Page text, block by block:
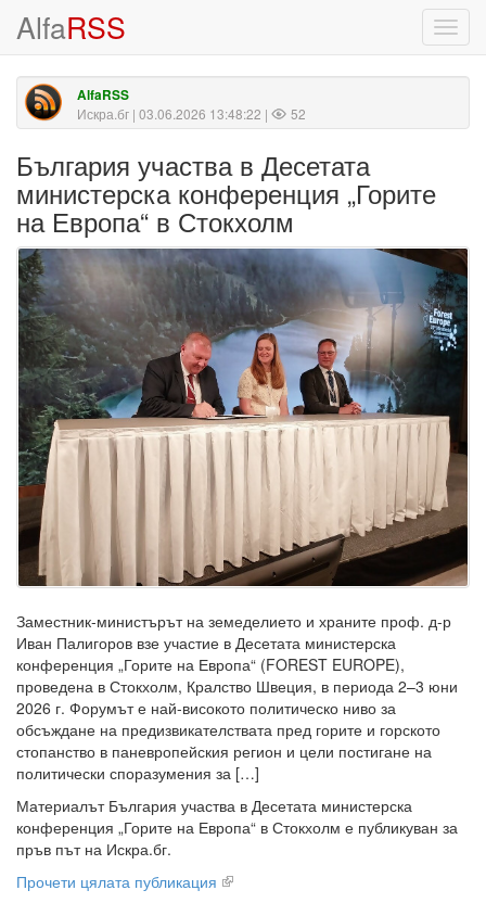
AlfaRSS
AlfaRSS
Искра.бг | 03.06.2026 13:48:22 | 52
България участва в Десетата
министерска конференция „Горите
на Европа“ в Стокхолм
Заместник-министърът на земеделието и храните проф. д-р
Иван Палигоров взе участие в Десетата министерска
конференция „Горите на Европа“ (FOREST EUROPE),
проведена в Стокхолм, Кралство Швеция, в периода 2–3 юни
2026 г. Форумът е най-високото политическо ниво за
обсъждане на предизвикателствата пред горите и горското
стопанство в паневропейския регион и цели постигане на
политически споразумения за […]
Материалът България участва в Десетата министерска
конференция „Горите на Европа“ в Стокхолм е публикуван за
пръв път на Искра.бг.
Прочети цялата публикация